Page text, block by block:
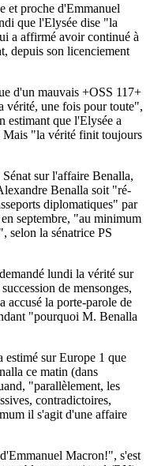
et proche d'Emmanuel
que l'Elysée dise "la
a affirmé avoir continué à
depuis son licenciement
d'un mauvais +OSS 117+
vérité, une fois pour toute",
estimant que l'Elysée a
Mais "la vérité finit toujours
sur l'affaire Benalla,
Benalla soit "ré-
diplomatiques" par
septembre, "au minimum
selon la sénatrice PS
lundi la vérité sur
de mensonges,
accusé la porte-parole de
"pourquoi M. Benalla
sur Europe 1 que
ce matin (dans
"parallèlement, les
contradictoires,
il s'agit d'une affaire
Macron!", s'est